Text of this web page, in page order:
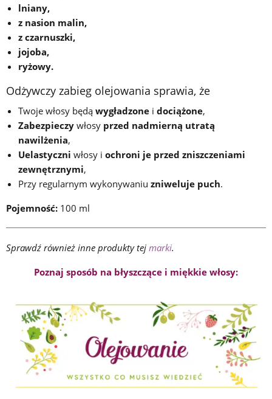
lniany,
z nasion malin,
z czarnuszki,
jojoba,
ryżowy.
Odżywczy zabieg olejowania sprawia, że
Twoje włosy będą wygładzone i dociążone,
Zabezpieczy włosy przed nadmierną utratą
nawilżenia,
Uelastyczni włosy i ochroni je przed zniszczeniami
zewnętrznymi,
Przy regularnym wykonywaniu zniweluje puch.
Pojemność: 100 ml
Sprawdź również inne produkty tej marki.
Poznaj sposób na błyszczące i miękkie włosy: